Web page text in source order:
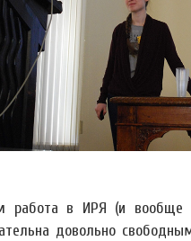
работа в ИРЯ (и вообще
довольно